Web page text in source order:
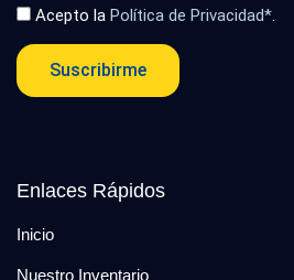
Acepto la Política de Privacidad*.
Suscribirme
Enlaces Rápidos
Inicio
Nuestro Inventario